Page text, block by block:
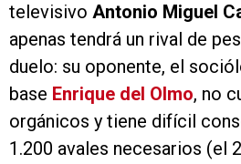
televisivo Antonio Miguel
apenas tendrá un rival de
duelo: su oponente, el
base Enrique del Olmo, no
orgánicos y tiene difícil
1.200 avales necesarios (el